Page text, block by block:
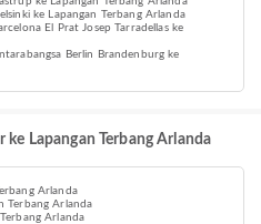
ke Lapangan Terbang Arlanda
El Prat Josep Tarradellas ke
Berlin Brandenburg ke
ke Lapangan Terbang Arlanda
Arlanda
Terbang Arlanda
Arlanda